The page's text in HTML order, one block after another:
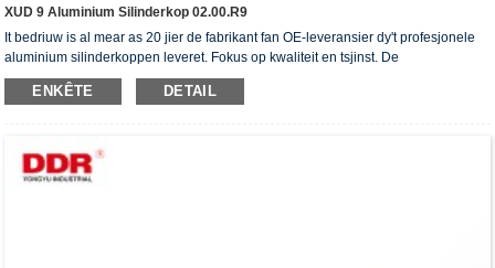
XUD 9 Aluminium Silinderkop 02.00.R9
It bedriuw is al mear as 20 jier de fabrikant fan OE-leveransier dy't profesjonele
aluminium silinderkoppen leveret. Fokus op kwaliteit en tsjinst. De
silinderkoppen hawwe it ISO16949-autentikaasjesertifikaat, "de heechdichte
silinderkop", "de lange libbensdoer fan 'e silinderkop" en de oare 5 patinten foar
ENKÊTE DETAIL